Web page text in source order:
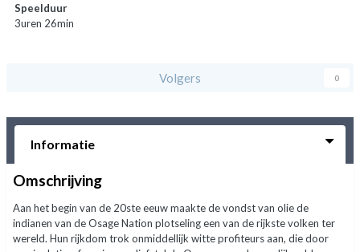
Speelduur
3uren 26min
Volgers 0
Informatie
Omschrijving
Aan het begin van de 20ste eeuw maakte de vondst van olie de
indianen van de Osage Nation plotseling een van de rijkste volken ter
wereld. Hun rijkdom trok onmiddellijk witte profiteurs aan, die door